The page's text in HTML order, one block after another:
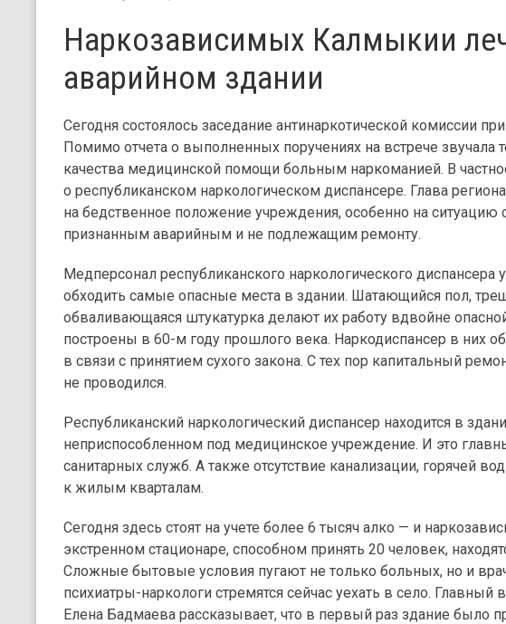
Наркозависимых Калмыкии
аварийном здании
Сегодня состоялось заседание антинаркотической комиссии
Помимо отчета о выполненных поручениях на встрече звучала
качества медицинской помощи больным наркоманией. В
о республиканском наркологическом диспансере. Глава
на бедственное положение учреждения, особенно на ситуацию
признанным аварийным и не подлежащим ремонту.
Медперсонал республиканского наркологического
обходить самые опасные места в здании. Шатающийся пол,
обваливающаяся штукатурка делают их работу вдвойне
построены в 60-м году прошлого века. Наркодиспансер в них
в связи с принятием сухого закона. С тех пор капитальный
не проводился.
Республиканский наркологический диспансер находится в
неприспособленном под медицинское учреждение. И это
санитарных служб. А также отсутствие канализации, горячей
к жилым кварталам.
Сегодня здесь стоят на учете более 6 тысяч алко — и
экстренном стационаре, способном принять 20 человек,
Сложные бытовые условия пугают не только больных, но и
психиатры-наркологи стремятся сейчас уехать в село. Главный
Елена Бадмаева рассказывает, что в первый раз здание было